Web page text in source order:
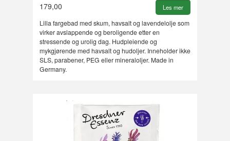
179,00 Les mer
Lilla fargebad med skum, havsalt og lavendelolje som
virker avslappende og beroligende etter en
stressende og urolig dag. Hudpleiende og
mykgjørende med havsalt og hudoljer. Inneholder ikke
SLS, parabener, PEG eller mineraloljer. Made in
Germany.